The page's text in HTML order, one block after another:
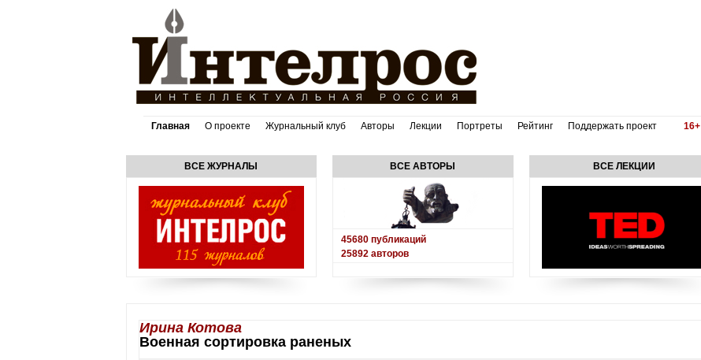
Главная О проекте Журнальный клуб Авторы Лекции Портреты Рейтинг Поддержать проект 16+
ВСЕ ЖУРНАЛЫ ВСЕ АВТОРЫ
45680публикаций
25892авторов
ВСЕ ЛЕКЦИИ
Ирина Котова
Военная сортировка раненых